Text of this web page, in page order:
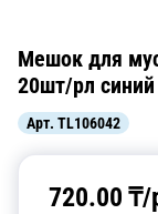
Мешок для
20шт/рл синий
Арт. TL106042
720.00 ₸/